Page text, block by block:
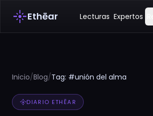
flareEthēar Lecturas Expertos
Inicio/Blog/Tag: #unión del alma
flareDIARIO ETHĒAR